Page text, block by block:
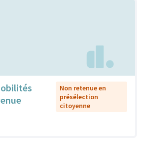
Non retenue en
présélection
citoyenne